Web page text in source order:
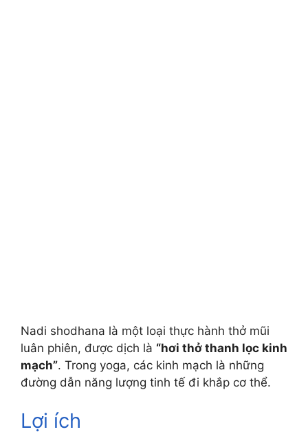
Nadi shodhana là một loại thực hành thở mũi
luân phiên, được dịch là “hơi thở thanh lọc kinh
mạch”. Trong yoga, các kinh mạch là những
đường dẫn năng lượng tinh tế đi khắp cơ thể.
Lợi ích